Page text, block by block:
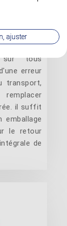
nous
sur
sur tous
erreur
transport,
il suffit
le retour
de
ajuster